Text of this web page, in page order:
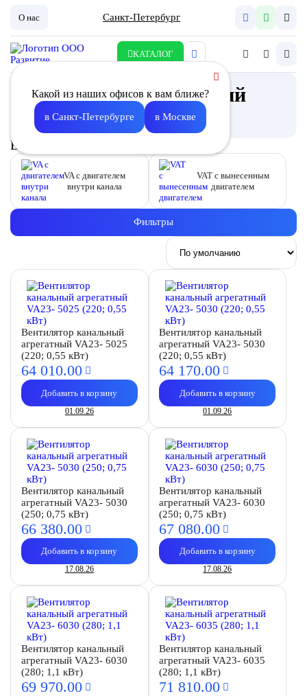
О нас Санкт-Петербург
КАТАЛОГ
Какой из наших офисов к вам ближе?
в Санкт-Петербурге в Москве
Вентилятор агрегатный
Описание
Выберите подкатегорию
VA с двигателем
внутри канала
VAT с вынесенным
двигателем
Фильтры
Вентилятор канальный
агрегатный VA23- 5025
(220; 0,55 кВт)
64 010.00
Добавить в корзину
01.09.26
Вентилятор канальный
агрегатный VA23- 5030
(220; 0,55 кВт)
64 170.00
Добавить в корзину
01.09.26
Вентилятор канальный
агрегатный VA23- 5030
(250; 0,75 кВт)
66 380.00
Добавить в корзину
17.08.26
Вентилятор канальный
агрегатный VA23- 6030
(250; 0,75 кВт)
67 080.00
Добавить в корзину
17.08.26
Вентилятор канальный
агрегатный VA23- 6030
(280; 1,1 кВт)
69 970.00
Вентилятор канальный
агрегатный VA23- 6035
(280; 1,1 кВт)
71 810.00